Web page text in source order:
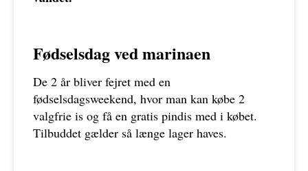
Fødselsdag ved marinaen
De 2 år bliver fejret med en
fødselsdagsweekend, hvor man kan købe 2
valgfrie is og få en gratis pindis med i købet.
Tilbuddet gælder så længe lager haves.